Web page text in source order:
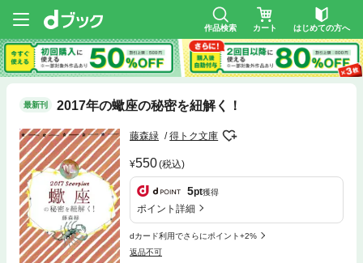
作品検索 カート はじめての方へ
最新刊 2017年の蠍座の秘密を紐解く！
藤森緑 得トク文庫
550(税込)
5pt獲得
ポイント詳細
dカード利用でさらにポイント+2%
返品不可